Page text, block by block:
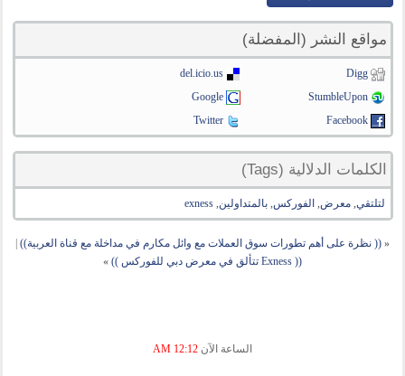
مواقع النشر (المفضلة)
Digg
del.icio.us
StumbleUpon
Google
Facebook
Twitter
الكلمات الدلالية (Tags)
لتلتقي,معرض, الفوركس,بالمتداولين,
exness
« (( نظرة على أهم تطورات سوق العملات مع وائل مكارم في مداخلة مع قناة العربية))
(( Exness تتألق في معرض دبي للفوركس ))
»
الساعة الآن 12:12 AM